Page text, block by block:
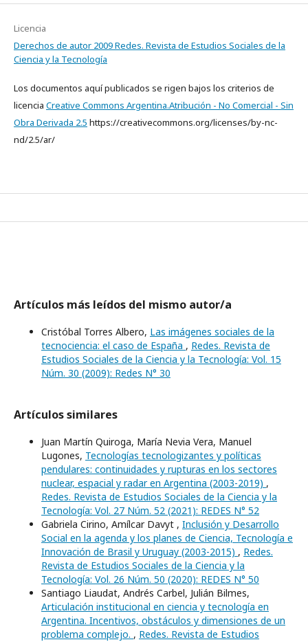
Licencia
Derechos de autor 2009 Redes. Revista de Estudios Sociales de la
Ciencia y la Tecnología
Los documentos aquí publicados se rigen bajos los criterios de
licencia Creative Commons Argentina.Atribución - No Comercial - Sin
Obra Derivada 2.5 https://creativecommons.org/licenses/by-nc-
nd/2.5/ar/
Artículos más leídos del mismo autor/a
Cristóbal Torres Albero, Las imágenes sociales de la
tecnociencia: el caso de España , Redes. Revista de
Estudios Sociales de la Ciencia y la Tecnología: Vol. 15
Núm. 30 (2009): Redes N° 30
Artículos similares
Juan Martín Quiroga, María Nevia Vera, Manuel
Lugones, Tecnologías tecnologizantes y políticas
pendulares: continuidades y rupturas en los sectores
nuclear, espacial y radar en Argentina (2003-2019) ,
Redes. Revista de Estudios Sociales de la Ciencia y la
Tecnología: Vol. 27 Núm. 52 (2021): REDES N° 52
Gabriela Cirino, Amílcar Davyt , Inclusión y Desarrollo
Social en la agenda y los planes de Ciencia, Tecnología e
Innovación de Brasil y Uruguay (2003-2015) , Redes.
Revista de Estudios Sociales de la Ciencia y la
Tecnología: Vol. 26 Núm. 50 (2020): REDES N° 50
Santiago Liaudat, Andrés Carbel, Julián Bilmes,
Articulación institucional en ciencia y tecnología en
Argentina. Incentivos, obstáculos y dimensiones de un
problema complejo. , Redes. Revista de Estudios